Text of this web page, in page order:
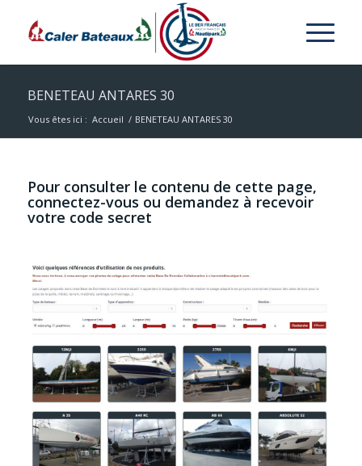
BENETEAU ANTARES 30
Vous êtes ici : Accueil / BENETEAU ANTARES 30
Pour consulter le contenu de cette page,
connectez-vous ou demandez à recevoir
votre code secret